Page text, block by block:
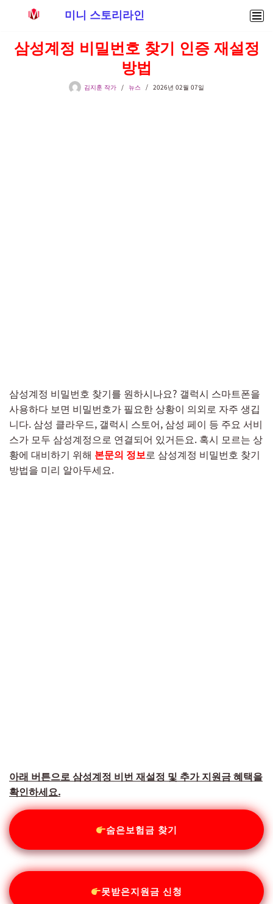
텐
미니 스토리라인
삼성계정 비밀번호 찾기 인증 재설정
방법
김지훈 작가 뉴스 2026년 02월 07일
삼성계정 비밀번호 찾기를 원하시나요? 갤럭시 스마트폰을
사용하다 보면 비밀번호가 필요한 상황이 의외로 자주 생깁
니다. 삼성 클라우드, 갤럭시 스토어, 삼성 페이 등 주요 서비
스가 모두 삼성계정으로 연결되어 있거든요. 혹시 모르는 상
황에 대비하기 위해 본문의 정보로 삼성계정 비밀번호 찾기
방법을 미리 알아두세요.
아래 버튼으로 삼성계정 비번 재설정 및 추가 지원금 혜택을
확인하세요.
숨은보험금 찾기
못받은지원금 신청